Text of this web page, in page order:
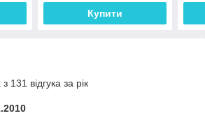
Купити
131 відгука за рік